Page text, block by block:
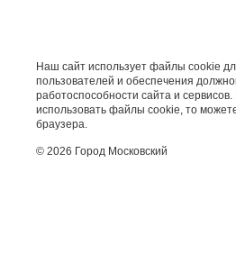
Наш сайт использует файлы cookie
пользователей и обеспечения
работоспособности сайта и
использовать файлы cookie, то
браузера.
© 2026 Город Московский